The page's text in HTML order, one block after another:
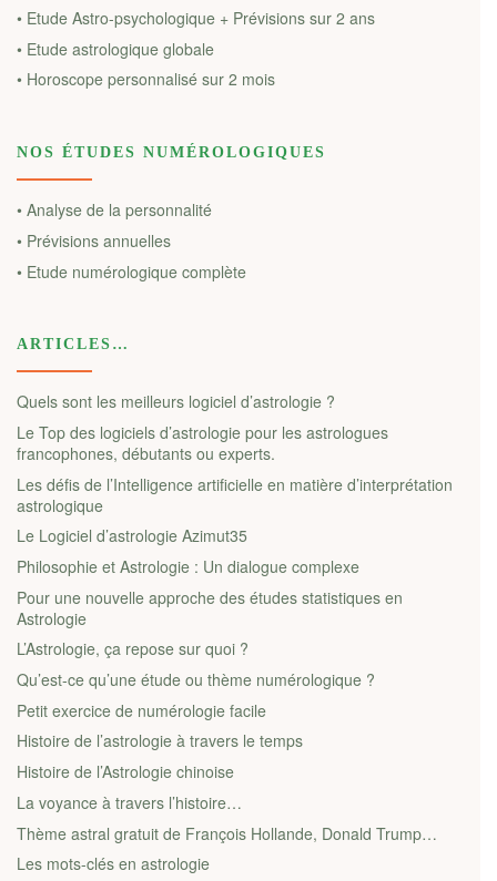
• Etude Astro-psychologique + Prévisions sur 2 ans
• Etude astrologique globale
• Horoscope personnalisé sur 2 mois
NOS ÉTUDES NUMÉROLOGIQUES
• Analyse de la personnalité
• Prévisions annuelles
• Etude numérologique complète
ARTICLES…
Quels sont les meilleurs logiciel d’astrologie ?
Le Top des logiciels d’astrologie pour les astrologues
francophones, débutants ou experts.
Les défis de l’Intelligence artificielle en matière d’interprétation
astrologique
Le Logiciel d’astrologie Azimut35
Philosophie et Astrologie : Un dialogue complexe
Pour une nouvelle approche des études statistiques en
Astrologie
L’Astrologie, ça repose sur quoi ?
Qu’est-ce qu’une étude ou thème numérologique ?
Petit exercice de numérologie facile
Histoire de l’astrologie à travers le temps
Histoire de l’Astrologie chinoise
La voyance à travers l’histoire…
Thème astral gratuit de François Hollande, Donald Trump…
Les mots-clés en astrologie